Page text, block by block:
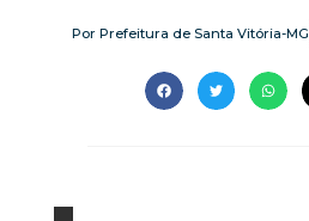
PorPrefeitura de Santa Vitória-MG